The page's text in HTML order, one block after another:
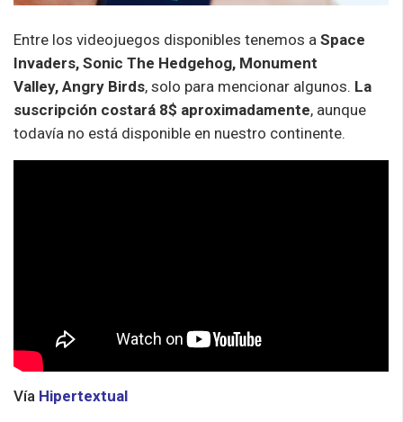
Entre los videojuegos disponibles tenemos a Space
Invaders, Sonic The Hedgehog, Monument
Valley, Angry Birds, solo para mencionar algunos. La
suscripción costará 8$ aproximadamente, aunque
todavía no está disponible en nuestro continente.
Vía Hipertextual